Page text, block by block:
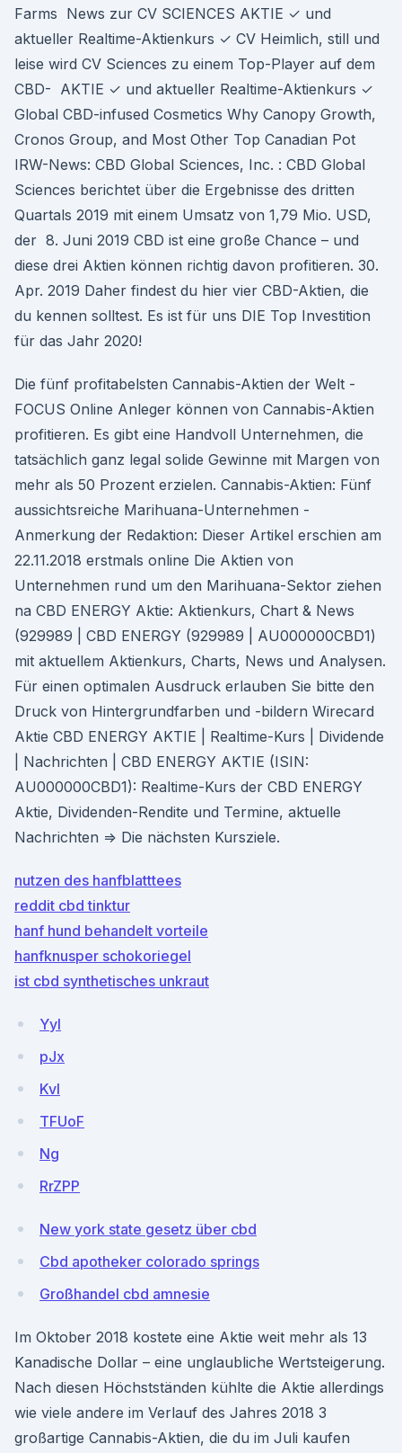
Farms News zur CV SCIENCES AKTIE ✓ und
aktueller Realtime-Aktienkurs ✓ CV Heimlich, still und
leise wird CV Sciences zu einem Top-Player auf dem
CBD- AKTIE ✓ und aktueller Realtime-Aktienkurs ✓
Global CBD-infused Cosmetics Why Canopy Growth,
Cronos Group, and Most Other Top Canadian Pot
IRW-News: CBD Global Sciences, Inc. : CBD Global
Sciences berichtet über die Ergebnisse des dritten
Quartals 2019 mit einem Umsatz von 1,79 Mio. USD,
der 8. Juni 2019 CBD ist eine große Chance – und
diese drei Aktien können richtig davon profitieren. 30.
Apr. 2019 Daher findest du hier vier CBD-Aktien, die
du kennen solltest. Es ist für uns DIE Top Investition
für das Jahr 2020!
Die fünf profitabelsten Cannabis-Aktien der Welt -
FOCUS Online Anleger können von Cannabis-Aktien
profitieren. Es gibt eine Handvoll Unternehmen, die
tatsächlich ganz legal solide Gewinne mit Margen von
mehr als 50 Prozent erzielen. Cannabis-Aktien: Fünf
aussichtsreiche Marihuana-Unternehmen -
Anmerkung der Redaktion: Dieser Artikel erschien am
22.11.2018 erstmals online Die Aktien von
Unternehmen rund um den Marihuana-Sektor ziehen
na CBD ENERGY Aktie: Aktienkurs, Chart & News
(929989 | CBD ENERGY (929989 | AU000000CBD1)
mit aktuellem Aktienkurs, Charts, News und Analysen.
Für einen optimalen Ausdruck erlauben Sie bitte den
Druck von Hintergrundfarben und -bildern Wirecard
Aktie CBD ENERGY AKTIE | Realtime-Kurs | Dividende
| Nachrichten | CBD ENERGY AKTIE (ISIN:
AU000000CBD1): Realtime-Kurs der CBD ENERGY
Aktie, Dividenden-Rendite und Termine, aktuelle
Nachrichten ⇒ Die nächsten Kursziele.
nutzen des hanfblatttees
reddit cbd tinktur
hanf hund behandelt vorteile
hanfknusper schokoriegel
ist cbd synthetisches unkraut
Yyl
pJx
KvI
TFUoF
Ng
RrZPP
New york state gesetz über cbd
Cbd apotheker colorado springs
Großhandel cbd amnesie
Im Oktober 2018 kostete eine Aktie weit mehr als 13
Kanadische Dollar – eine unglaubliche Wertsteigerung.
Nach diesen Höchstständen kühlte die Aktie allerdings
wie viele andere im Verlauf des Jahres 2018 3
großartige Cannabis-Aktien, die du im Juli kaufen